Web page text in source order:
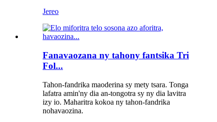
Jereo
Fanavaozana ny tahony fantsika Tri
Fol...
Tahon-fandrika maoderina sy mety tsara. Tonga
lafatra amin'ny dia an-tongotra sy ny dia lavitra
izy io. Maharitra kokoa ny tahon-fandrika
nohavaozina.